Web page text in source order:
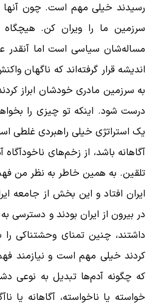
رسیدند خیلی مهم است. چون آنها
سرزمین ما را ویران کن. هیچگاه
مساله‌شان سیاسی است اما آنقدر
اندیشه قرار گرفته‌اند که ناگهان
به سرزمین مادری خودشان ابراز
درست شود. اینکه تو چیزی را
یک استراتژی خیلی راهبردی غلطی
آگاهانه باشد، از زخم‌های
تلقین. به همین خاطر به نظر من
ایران افتاد و این بخش از جامعه
در بیرون از ایران بودند و دسترسی
داشتند، چنین تمنای وحشتناکی
کردند خیلی مهم است و
که چگونه آدم‌ها تبدیل به نوعی
خواسته یا ناخواسته، آگاهانه یا